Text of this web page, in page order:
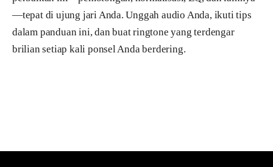
—tepat di ujung jari Anda. Unggah audio Anda, ikuti tips
dalam panduan ini, dan buat ringtone yang terdengar
brilian setiap kali ponsel Anda berdering.